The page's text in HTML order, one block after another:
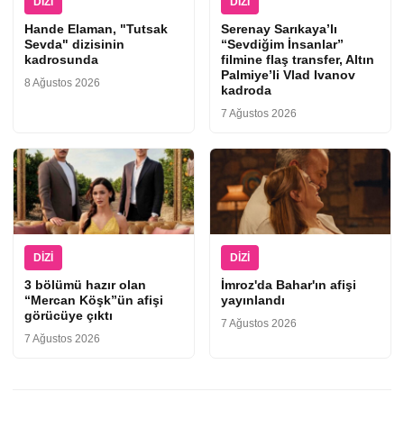
Hande Elaman, "Tutsak
Sevda" dizisinin
kadrosunda
8 Ağustos 2026
Serenay Sarıkaya’lı
“Sevdiğim İnsanlar”
filmine flaş transfer, Altın
Palmiye’li Vlad Ivanov
kadroda
7 Ağustos 2026
DIZI
3 bölümü hazır olan
“Mercan Köşk”ün afişi
görücüye çıktı
7 Ağustos 2026
DIZI
İmroz'da Bahar'ın afişi
yayınlandı
7 Ağustos 2026